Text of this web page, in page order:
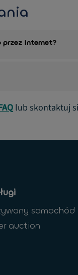
przez Internet?
lub skontaktuj
samochód
auction